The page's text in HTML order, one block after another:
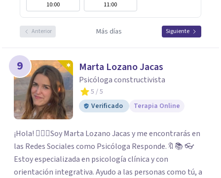
10:00
11:00
Anterior Más días Siguiente
9 Marta Lozano Jacas
Psicóloga constructivista
5 / 5
Verificado
Terapia Online
¡Hola! 🙋🏼‍♀️Soy Marta Lozano Jacas y me encontrarás en
las Redes Sociales como Psicóloga Responde.🔖📚 👓
Estoy especializada en psicología clínica y con
orientación integrativa. Ayudo a las personas como tú, a